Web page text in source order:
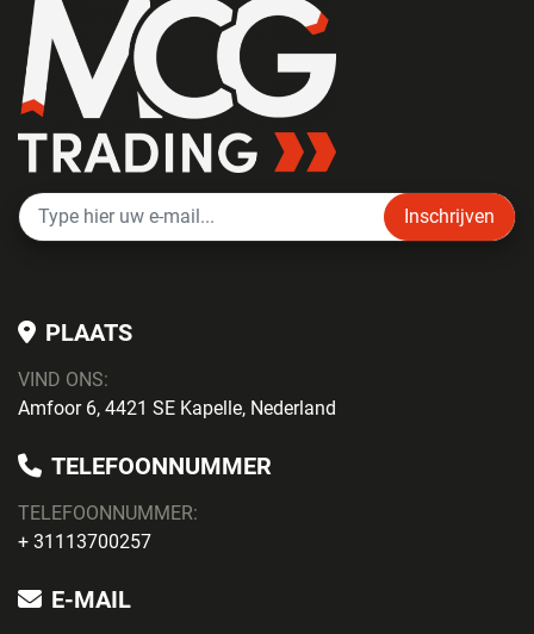
Inschrijven
PLAATS
VIND ONS:
Amfoor 6, 4421 SE Kapelle, Nederland
TELEFOONNUMMER
TELEFOONNUMMER:
+ 31113700257
E-MAIL